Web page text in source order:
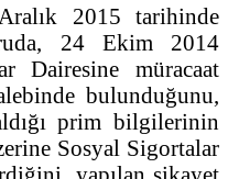
2015 tarihinde
24 Ekim 2014
Dairesine müracaat
bulunduğunu,
prim bilgilerinin
Sosyal Sigortalar